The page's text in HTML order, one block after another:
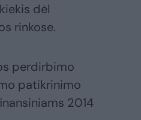
dėl
rinkose.
perdirbimo
patikrinimo
2014